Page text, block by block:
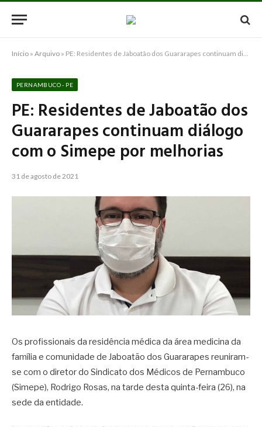
Início » Arquivo » PE: Residentes de Jaboatão dos Guararapes continuam diálogo com o Simepe por melhorias
PERNAMBUCO - PE
PE: Residentes de Jaboatão dos
Guararapes continuam diálogo
com o Simepe por melhorias
31 de agosto de 2021
Os profissionais da residência médica da área medicina da
família e comunidade de Jaboatão dos Guararapes reuniram-
se com o diretor do Sindicato dos Médicos de Pernambuco
(Simepe), Rodrigo Rosas, na tarde desta quinta-feira (26), na
sede da entidade.